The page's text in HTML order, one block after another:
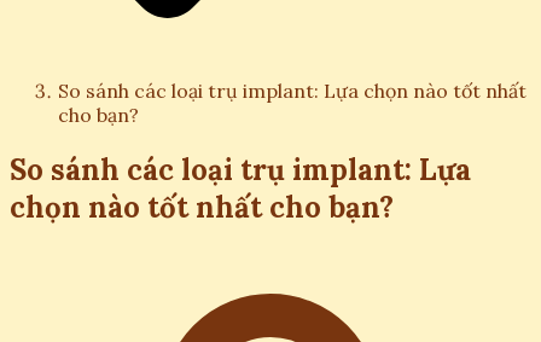
So sánh các loại trụ implant: Lựa chọn nào tốt nhất
cho bạn?
So sánh các loại trụ implant: Lựa
chọn nào tốt nhất cho bạn?